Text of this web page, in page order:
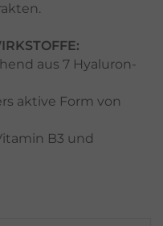
aus 7 Hyaluron-
aktive Form von
B3 und